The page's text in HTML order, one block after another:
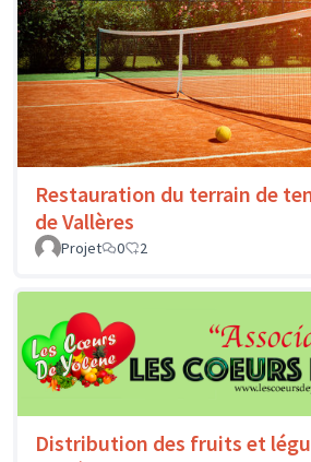
Restauration du terrain de
de Vallères
Projet
0 2
Distribution des fruits et